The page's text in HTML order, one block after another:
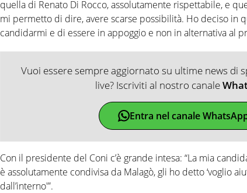
quella di Renato Di Rocco, assolutamente rispettabile, e
mi permetto di dire, avere scarse possibilità. Ho deciso in
candidarmi e di essere in appoggio e non in alternativa al
Vuoi essere sempre aggiornato su ultime news di
live? Iscriviti al nostro canale
Entra nel canale
Con il presidente del Coni c’è grande intesa: “La mia
è assolutamente condivisa da Malagò, gli ho detto ‘voglio
dall’interno'”.